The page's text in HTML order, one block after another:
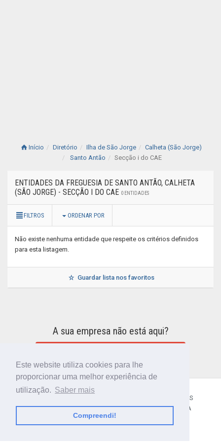
Este website utiliza cookies para lhe
proporcionar uma melhor experiência de
utilização. Saber mais
Compreendi!
Início Diretório Ilha de São Jorge
Calheta (São Jorge)
Santo Antão
Secção i do CAE
ENTIDADES DA FREGUESIA DE SANTO ANTÃO, CALHETA
(SÃO JORGE) - SECÇÃO I DO CAE 0 ENTIDADES
FILTROS ORDENAR POR
Não existe nenhuma entidade que respeite os critérios definidos
para esta listagem.
Guardar lista nos favoritos
A sua empresa não está aqui?
TERMOS E CONDIÇÕES
POLÍTICA DE PRIVACIDADE
CONTACTOS AJUDA